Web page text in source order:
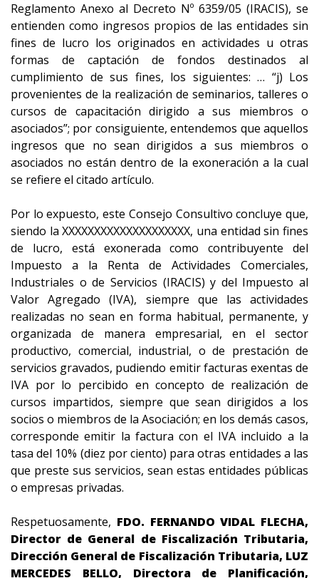
Reglamento Anexo al Decreto Nº 6359/05 (IRACIS), se
entienden como ingresos propios de las entidades sin
fines de lucro los originados en actividades u otras
formas de captación de fondos destinados al
cumplimiento de sus fines, los siguientes: … “j) Los
provenientes de la realización de seminarios, talleres o
cursos de capacitación dirigido a sus miembros o
asociados”; por consiguiente, entendemos que aquellos
ingresos que no sean dirigidos a sus miembros o
asociados no están dentro de la exoneración a la cual
se refiere el citado artículo.
Por lo expuesto, este Consejo Consultivo concluye que,
siendo la XXXXXXXXXXXXXXXXXXXX, una entidad sin fines
de lucro, está exonerada como contribuyente del
Impuesto a la Renta de Actividades Comerciales,
Industriales o de Servicios (IRACIS) y del Impuesto al
Valor Agregado (IVA), siempre que las actividades
realizadas no sean en forma habitual, permanente, y
organizada de manera empresarial, en el sector
productivo, comercial, industrial, o de prestación de
servicios gravados, pudiendo emitir facturas exentas de
IVA por lo percibido en concepto de realización de
cursos impartidos, siempre que sean dirigidos a los
socios o miembros de la Asociación; en los demás casos,
corresponde emitir la factura con el IVA incluido a la
tasa del 10% (diez por ciento) para otras entidades a las
que preste sus servicios, sean estas entidades públicas
o empresas privadas.
Respetuosamente, FDO. FERNANDO VIDAL FLECHA,
Director de General de Fiscalización Tributaria,
Dirección General de Fiscalización Tributaria, LUZ
MERCEDES BELLO, Directora de Planificación,